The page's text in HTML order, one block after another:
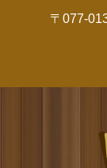
〒077-